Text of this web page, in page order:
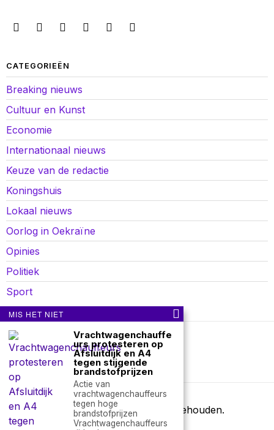
CATEGORIEËN
Breaking nieuws
Cultuur en Kunst
Economie
Internationaal nieuws
Keuze van de redactie
Koningshuis
Lokaal nieuws
Oorlog in Oekraïne
Opinies
Politiek
Sport
Over ons Contact
nieuwsimpuls.online
2026- Alle rechten voorbehouden.
nieuwsimpuls.online
MIS HET NIET
Vrachtwagenchauffe
urs protesteren op
Afsluitdijk en A4
tegen stijgende
brandstofprijzen
Actie van
vrachtwagenchauffeurs
tegen hoge
brandstofprijzen
Vrachtwagenchauffeurs